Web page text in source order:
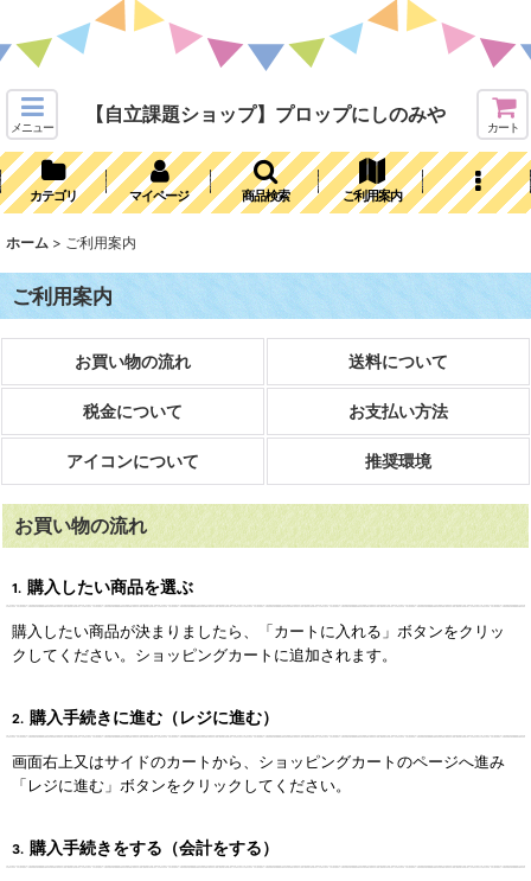
メニュー
【自立課題ショップ】プロップにしのみや
カート
カテゴリ マイページ 商品検索 ご利用案内
ホーム > ご利用案内
ご利用案内
お買い物の流れ 送料について
税金について お支払い方法
アイコンについて 推奨環境
お買い物の流れ
1. 購入したい商品を選ぶ
購入したい商品が決まりましたら、「カートに入れる」ボタンをクリッ
クしてください。ショッピングカートに追加されます。
2. 購入手続きに進む（レジに進む）
画面右上又はサイドのカートから、ショッピングカートのページへ進み
「レジに進む」ボタンをクリックしてください。
3. 購入手続きをする（会計をする）